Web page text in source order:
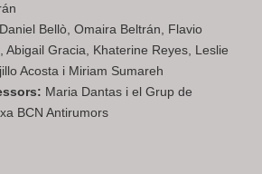
Bellò, Omaira Beltrán, Flavio
Abigail Gracia, Khaterine Reyes, Leslie
Acosta i Miriam Sumareh
Maria Dantas i el Grup de
BCN Antirumors